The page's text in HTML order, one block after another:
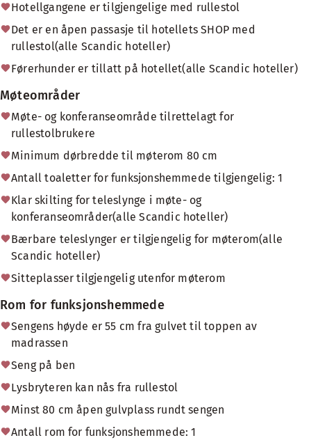
Hotellgangene er tilgjengelige med rullestol
Det er en åpen passasje til hotellets SHOP med
rullestol(alle Scandic hoteller)
Førerhunder er tillatt på hotellet(alle Scandic hoteller)
Møteområder
Møte- og konferanseområde tilrettelagt for
rullestolbrukere
Minimum dørbredde til møterom 80 cm
Antall toaletter for funksjonshemmede tilgjengelig: 1
Klar skilting for teleslynge i møte- og
konferanseområder(alle Scandic hoteller)
Bærbare teleslynger er tilgjengelig for møterom(alle
Scandic hoteller)
Sitteplasser tilgjengelig utenfor møterom
Rom for funksjonshemmede
Sengens høyde er 55 cm fra gulvet til toppen av
madrassen
Seng på ben
Lysbryteren kan nås fra rullestol
Minst 80 cm åpen gulvplass rundt sengen
Antall rom for funksjonshemmede: 1